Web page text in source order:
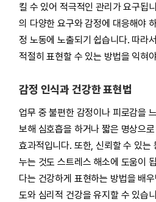
킬 수 있어 적극적인 관리가 요구됩
의 다양한 요구와 감정에 대응해야
정 노동에 노출되기 쉽습니다. 따라
적절히 표현할 수 있는 방법을 익혀
감정 인식과 건강한 표현법
업무 중 불편한 감정이나 피로감을
보해 심호흡을 하거나 짧은 명상으
효과적입니다. 또한, 신뢰할 수 있는
누는 것도 스트레스 해소에 도움이
다는 건강하게 표현하는 방법을 배
도와 심리적 건강을 유지할 수 있습